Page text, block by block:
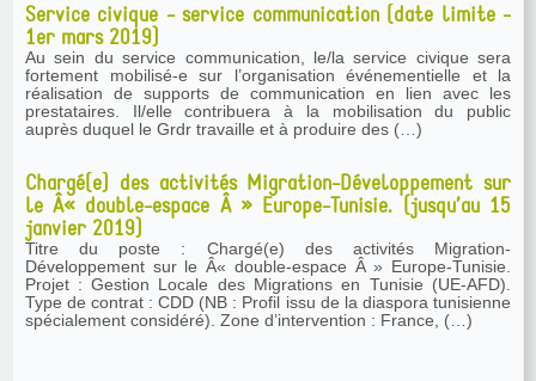
Service civique - service communication (date limite -
1er mars 2019)
Au sein du service communication, le/la service civique sera
fortement mobilisé-e sur l’organisation événementielle et la
réalisation de supports de communication en lien avec les
prestataires. Il/elle contribuera à la mobilisation du public
auprès duquel le Grdr travaille et à produire des (…)
Chargé(e) des activités Migration-Développement sur
le Â« double-espace Â » Europe-Tunisie. (jusqu’au 15
janvier 2019)
Titre du poste : Chargé(e) des activités Migration-
Développement sur le Â« double-espace Â » Europe-Tunisie.
Projet : Gestion Locale des Migrations en Tunisie (UE-AFD).
Type de contrat : CDD (NB : Profil issu de la diaspora tunisienne
spécialement considéré). Zone d’intervention : France, (…)